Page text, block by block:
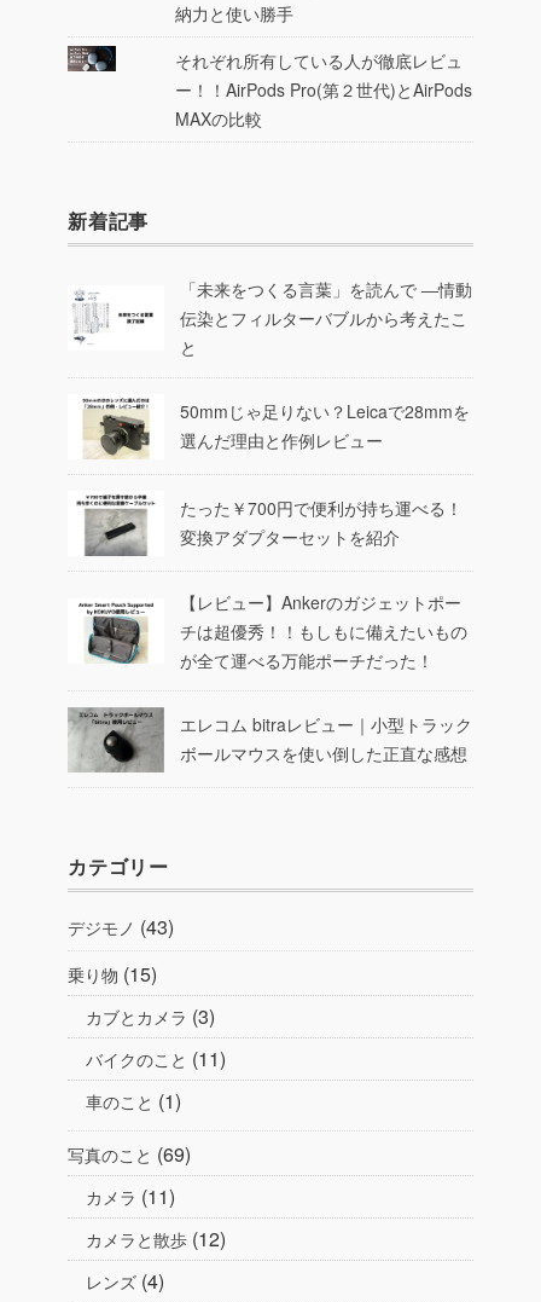
納力と使い勝手
それぞれ所有している人が徹底レビュ
ー！！AirPods Pro(第２世代)とAirPods
MAXの比較
新着記事
「未来をつくる言葉」を読んで ―情動
伝染とフィルターバブルから考えたこ
と
50mmじゃ足りない？Leicaで28mmを
選んだ理由と作例レビュー
たった￥700円で便利が持ち運べる！
変換アダプターセットを紹介
【レビュー】Ankerのガジェットポー
チは超優秀！！もしもに備えたいもの
が全て運べる万能ポーチだった！
エレコム bitraレビュー｜小型トラック
ボールマウスを使い倒した正直な感想
カテゴリー
デジモノ (43)
乗り物 (15)
カブとカメラ (3)
バイクのこと (11)
車のこと (1)
写真のこと (69)
カメラ (11)
カメラと散歩 (12)
レンズ (4)